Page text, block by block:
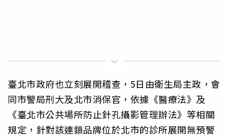
臺北市政府也立刻展開稽查，5日由衛生局主政，會
同市警局刑大及北市消保官，依據《醫療法》及
《臺北市公共場所防止針孔攝影管理辦法》等相關
規定，針對該連鎖品牌位於北市的診所展開無預警